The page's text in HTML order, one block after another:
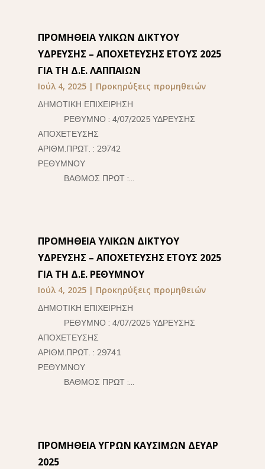
ΠΡΟΜΗΘΕΙΑ ΥΛΙΚΩΝ ΔΙΚΤΥΟΥ
ΥΔΡΕΥΣΗΣ – ΑΠΟΧΕΤΕΥΣΗΣ ΕΤΟΥΣ 2025
ΓΙΑ ΤΗ Δ.Ε. ΛΑΠΠΑΙΩΝ
Ιούλ 4, 2025| Προκηρύξεις προμηθειών
ΔΗΜΟΤΙΚΗ ΕΠΙΧΕΙΡΗΣΗ
ΡΕΘΥΜΝΟ : 4/07/2025 ΥΔΡΕΥΣΗΣ
ΑΠΟΧΕΤΕΥΣΗΣ
ΑΡΙΘΜ.ΠΡΩΤ. : 29742
ΡΕΘΥΜΝΟΥ
ΒΑΘΜΟΣ ΠΡΩΤ :...
ΠΡΟΜΗΘΕΙΑ ΥΛΙΚΩΝ ΔΙΚΤΥΟΥ
ΥΔΡΕΥΣΗΣ – ΑΠΟΧΕΤΕΥΣΗΣ ΕΤΟΥΣ 2025
ΓΙΑ ΤΗ Δ.Ε. ΡΕΘΥΜΝΟΥ
Ιούλ 4, 2025| Προκηρύξεις προμηθειών
ΔΗΜΟΤΙΚΗ ΕΠΙΧΕΙΡΗΣΗ
ΡΕΘΥΜΝΟ : 4/07/2025 ΥΔΡΕΥΣΗΣ
ΑΠΟΧΕΤΕΥΣΗΣ
ΑΡΙΘΜ.ΠΡΩΤ. : 29741
ΡΕΘΥΜΝΟΥ
ΒΑΘΜΟΣ ΠΡΩΤ :...
ΠΡΟΜΗΘΕΙΑ ΥΓΡΩΝ ΚΑΥΣΙΜΩΝ ΔΕΥΑΡ
2025